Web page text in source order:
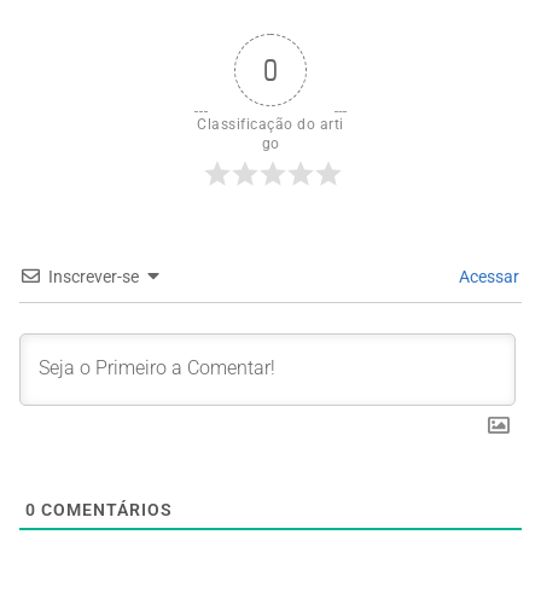
0
Classificação do arti
go
Inscrever-se Acessar
0 COMENTÁRIOS